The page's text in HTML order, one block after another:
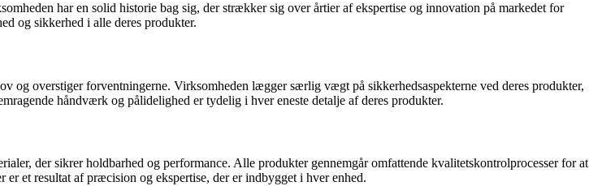
har en solid historie bag sig, der strækker sig over årtier af ekspertise og innovation på markedet for
og sikkerhed i alle deres produkter.
og overstiger forventningerne. Virksomheden lægger særlig vægt på sikkerhedsaspekterne ved deres produkter,
håndværk og pålidelighed er tydelig i hver eneste detalje af deres produkter.
der sikrer holdbarhed og performance. Alle produkter gennemgår omfattende kvalitetskontrolprocesser for at
et resultat af præcision og ekspertise, der er indbygget i hver enhed.